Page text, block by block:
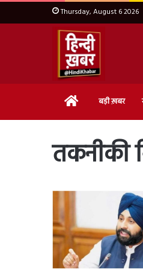
Thursday, August 6 2026
Home बड़ी ख़बर
तकनीकी